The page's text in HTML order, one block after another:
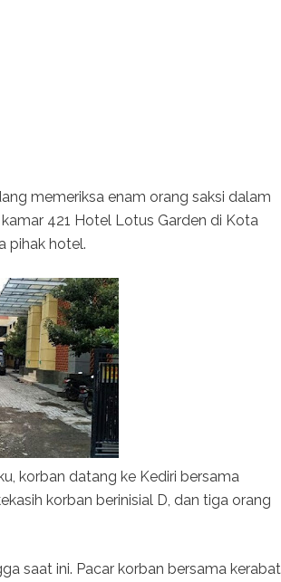
memeriksa enam orang saksi dalam
421 Hotel Lotus Garden di Kota
pihak hotel.
korban datang ke Kediri bersama
korban berinisial D, dan tiga orang
saat ini. Pacar korban bersama kerabat